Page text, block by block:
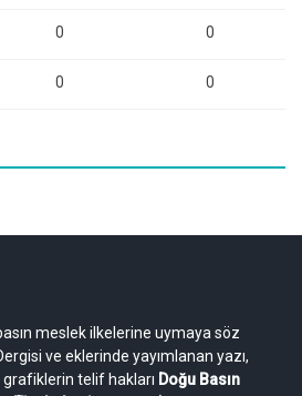
0 0
0 0
meslek ilkelerine uymaya söz
ve eklerinde yayımlanan yazı,
telif hakları Doğu Basın